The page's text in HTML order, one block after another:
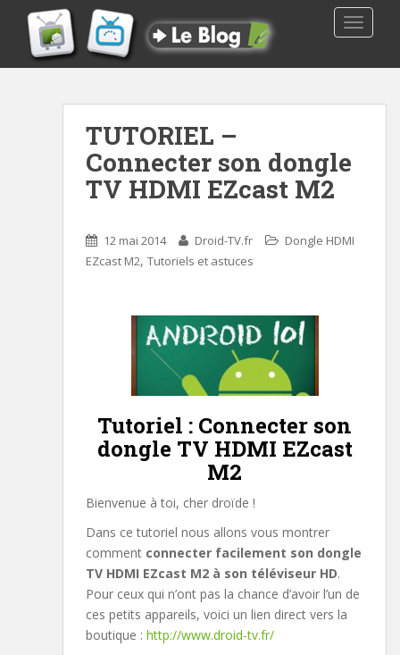
TUTORIEL –
Connecter son dongle
TV HDMI EZcast M2
12 mai 2014 Droid-TV.fr
Dongle HDMI
EZcast M2, Tutoriels et astuces
Tutoriel : Connecter son
dongle TV HDMI EZcast
M2
Bienvenue à toi, cher droïde !
Dans ce tutoriel nous allons vous montrer
comment connecter facilement son dongle
TV HDMI EZcast M2 à son téléviseur HD.
Pour ceux qui n’ont pas la chance d’avoir l’un de
ces petits appareils, voici un lien direct vers la
boutique : http://www.droid-tv.fr/